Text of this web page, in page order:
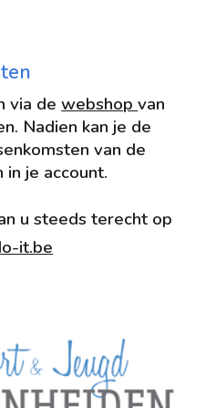
via dewebshopvan
Nadien kan je de
van de
je account.
u steeds terecht op
it.be